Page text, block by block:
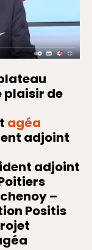
plaisir de
agéa
adjoint
adjoint
–
Positis